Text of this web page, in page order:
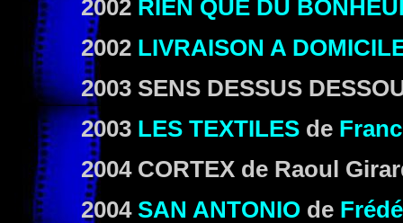
2002 RIEN QUE DU
2002 LIVRAISON A
2003 SENS DESSUS
2003 LES TEXTILES de
2004 CORTEX de Raoul
2004 SAN ANTONIO de